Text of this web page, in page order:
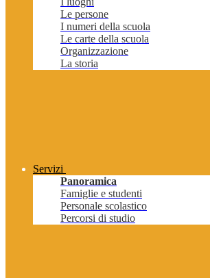
Le persone
I numeri della scuola
Le carte della scuola
Organizzazione
La storia
Servizi
Panoramica
Famiglie e studenti
Personale scolastico
Percorsi di studio